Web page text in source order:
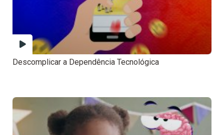
Descomplicar a Dependência Tecnológica